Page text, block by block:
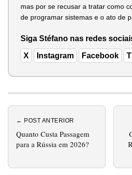
mas por se recusar a tratar como
de programar sistemas e o ato de
Siga Stéfano nas redes
X Instagram Facebook
← POST ANTERIOR
Quanto Custa Passagem
para a Rússia em 2026?